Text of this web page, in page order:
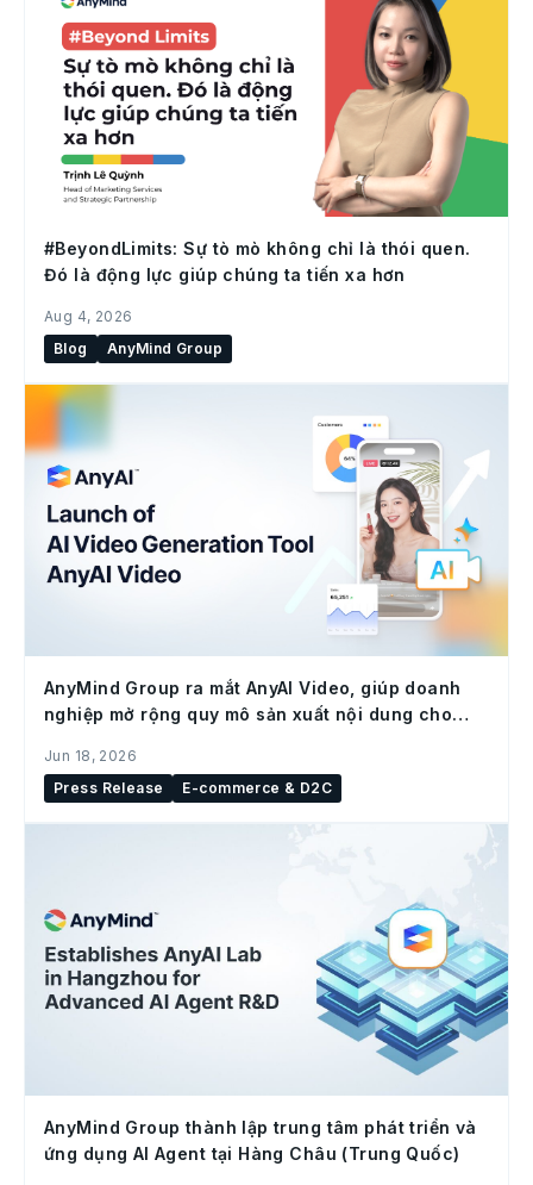
#BeyondLimits: Sự tò mò không chỉ là thói quen.
Đó là động lực giúp chúng ta tiến xa hơn
Aug 4, 2026
Blog
AnyMind Group
AnyMind Group ra mắt AnyAI Video, giúp doanh
nghiệp mở rộng quy mô sản xuất nội dung cho
Jun 18, 2026
Press Release
E-commerce & D2C
AnyMind Group thành lập trung tâm phát triển và
ứng dụng AI Agent tại Hàng Châu (Trung Quốc)